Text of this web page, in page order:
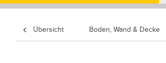
Übersicht Boden, Wand & Decke